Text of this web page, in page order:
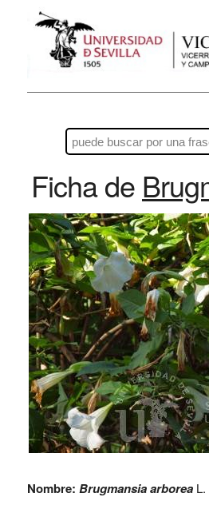
Ficha de
Nombre: Brugmansia arborea L.